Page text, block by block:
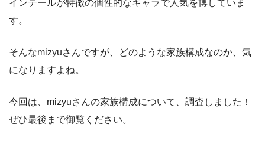
インテールが特徴の個性的なキャラで人気を博していま
す。
そんなmizyuさんですが、どのような家族構成なのか、気
になりますよね。
今回は、mizyuさんの家族構成について、調査しました！
ぜひ最後まで御覧ください。